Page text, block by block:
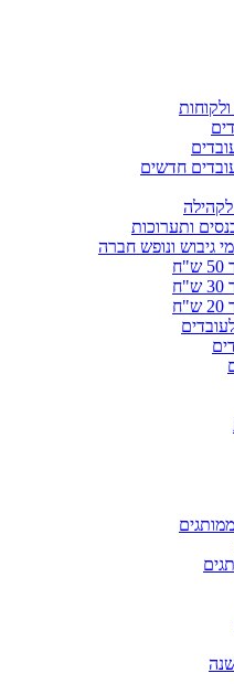
חדשים
ותערוכות
גיבוש ונופש חברה